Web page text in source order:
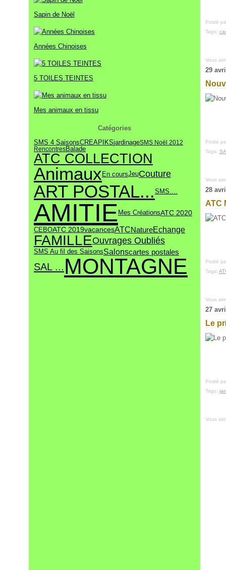
Sapin de Noël
Années Chinoises
5 TOILES TEINTES
Mes animaux en tissu
Catégories
SMS 4 SaisonsCREAPIKSjardinageSMS Noël 2012
RencontresBalade
ATC COLLECTION
AnimauxEn coursJeuCouture
ART POSTAL... SMS....
AMITIE Mes CréationsATC 2020
CEBOATC 2019vacancesATCNatureEchange
FAMILLEOuvrages Oubliés
SMS Au fil des SaisonsSalonscartes postales
SAL ... MONTAGNE
Posté
Tags:
Vous
29
Posté
Tags:
Vous
28
ATC
Posté
Tags:
Vous
27
Le
Posté
Tags:
Vous